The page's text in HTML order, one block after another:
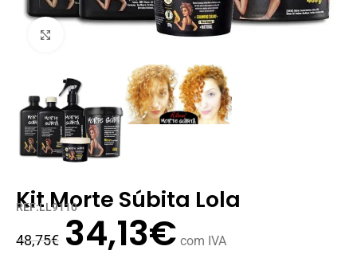
Clique para ampliar
Kit Morte Súbita Lola
REF:LL9110
48,75€ 34,13€ com IVA